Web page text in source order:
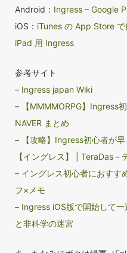
Android： Ingress – Google
iOS： iTunes の App Store で
iPad 用 Ingress
参考サイト
– Ingress japan Wiki
–
【MMMMORPG】Ingress
NAVER まとめ
–
【攻略】Ingress初心者が
【イングレス】 | TeraDas－
– イングレス初心者におすす
フ×メモ
– Ingress iOS版で開始して
と非科学の迷宮